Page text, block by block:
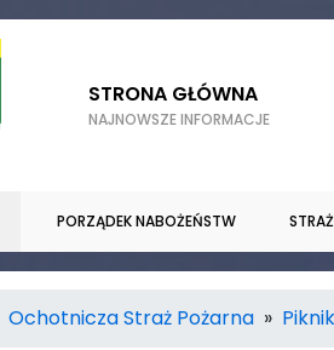
STRONA GŁÓWNA
NAJNOWSZE INFORMACJE
PORZĄDEK NABOŻEŃSTW
Ochotnicza Straż Pożarna »